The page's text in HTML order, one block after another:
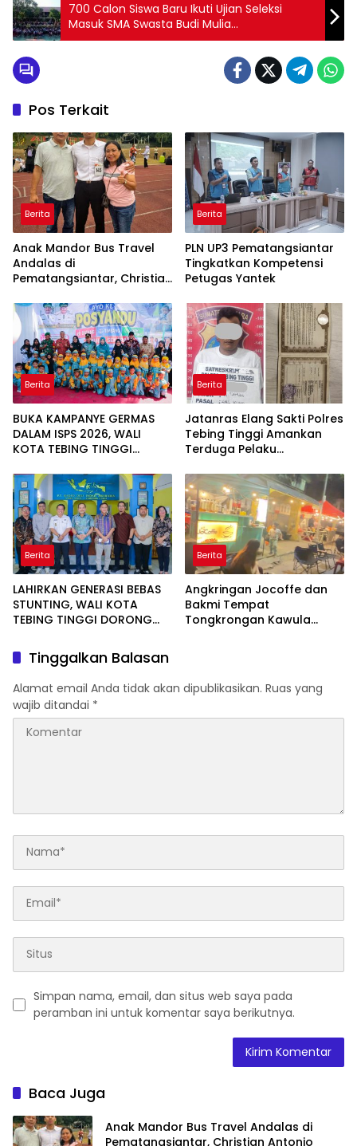
700 Calon Siswa Baru Ikuti Ujian Seleksi
Masuk SMA Swasta Budi Mulia
Pematangsiantar
Pos Terkait
Berita
Anak Mandor Bus Travel
Andalas di
Pematangsiantar, Christian
AD 2026
Berita
PLN UP3 Pematangsiantar
Tingkatkan Kompetensi
Petugas Yantek
Berita
BUKA KAMPANYE GERMAS
DALAM ISPS 2026, WALI
KOTA TEBING TINGGI
STUNTING
Berita
Jatanras Elang Sakti Polres
Tebing Tinggi Amankan
Terduga Pelaku
Motor
Berita
LAHIRKAN GENERASI BEBAS
STUNTING, WALI KOTA
TEBING TINGGI DORONG
Berita
Angkringan Jocoffe dan
Bakmi Tempat
Tongkrongan Kawula
Tinggalkan Balasan
Alamat email Anda tidak akan dipublikasikan. Ruas yang
wajib ditandai *
Simpan nama, email, dan situs web saya pada
peramban ini untuk komentar saya berikutnya.
Baca Juga
Anak Mandor Bus Travel Andalas di
Pematangsiantar, Christian Antonio